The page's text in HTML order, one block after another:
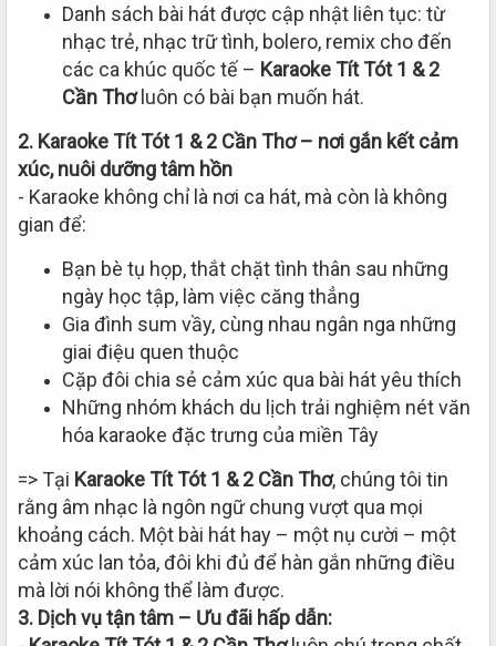
Danh sách bài hát được cập nhật liên tục: từ
nhạc trẻ, nhạc trữ tình, bolero, remix cho đến
các ca khúc quốc tế – Karaoke Tít Tót 1 & 2
Cần Thơluôn có bài bạn muốn hát.
2. Karaoke Tít Tót 1 & 2 Cần Thơ – nơi gắn kết cảm
xúc, nuôi dưỡng tâm hồn
- Karaoke không chỉ là nơi ca hát, mà còn là không
gian để:
Bạn bè tụ họp, thắt chặt tình thân sau những
ngày học tập, làm việc căng thẳng
Gia đình sum vầy, cùng nhau ngân nga những
giai điệu quen thuộc
Cặp đôi chia sẻ cảm xúc qua bài hát yêu thích
Những nhóm khách du lịch trải nghiệm nét văn
hóa karaoke đặc trưng của miền Tây
=> Tại Karaoke Tít Tót 1 & 2 Cần Thơ, chúng tôi tin
rằng âm nhạc là ngôn ngữ chung vượt qua mọi
khoảng cách. Một bài hát hay – một nụ cười – một
cảm xúc lan tỏa, đôi khi đủ để hàn gắn những điều
mà lời nói không thể làm được.
3. Dịch vụ tận tâm – Ưu đãi hấp dẫn: